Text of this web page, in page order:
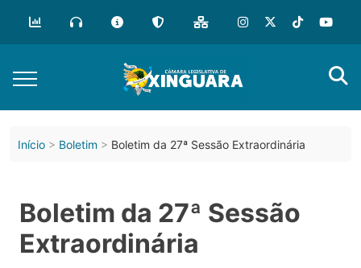
Início Boletim Boletim da 27ª Sessão Extraordinária
Boletim da 27ª Sessão
Extraordinária